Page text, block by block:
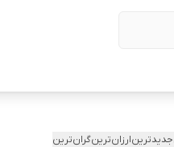
جدیدترینارزان‌ترینگران‌ترین